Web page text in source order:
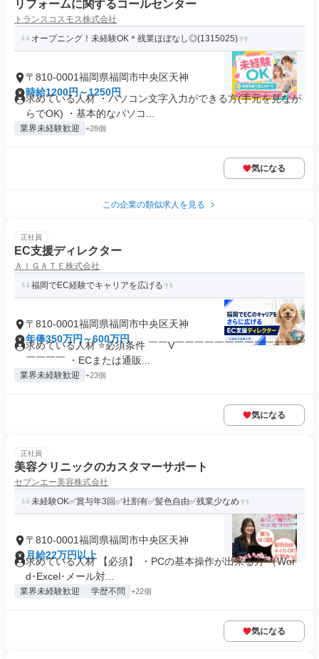
リフォームに関するコールセンター
トランスコスモス株式会社
オープニング！未経験OK＊残業ほぼなし◎(1315025)
〒810-0001福岡県福岡市中央区天神
時給1200円～1250円
求めている人材 ・パソコン文字入力ができる方(手元を見なが
らでOK) ・基本的なパソコ...
業界未経験歓迎 +28個
気になる
この企業の類似求人を見る
正社員
EC支援ディレクター
ＡＩＧＡＴＥ株式会社
福岡でEC経験でキャリアを広げる
〒810-0001福岡県福岡市中央区天神
年俸350万円～600万円
求めている人材 ⭐必須条件 ￣￣V￣￣￣￣￣￣￣￣￣￣￣￣￣
￣￣￣￣ ・ECまたは通販...
業界未経験歓迎 +23個
気になる
正社員
美容クリニックのカスタマーサポート
セブンエー美容株式会社
未経験OK✅️賞与年3回✅️社割有✅️髪色自由✅️残業少なめ
〒810-0001福岡県福岡市中央区天神
月給22万円以上
求めている人材 【必須】 ・PCの基本操作が出来る方 （Wor
d･Excel･メール対...
業界未経験歓迎 学歴不問 +22個
気になる